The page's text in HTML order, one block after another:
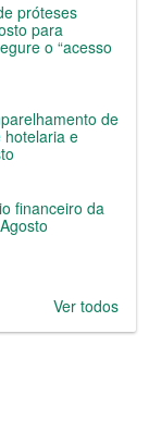
próteses
para
o “acesso
de
hotelaria e
financeiro da
Ver todos